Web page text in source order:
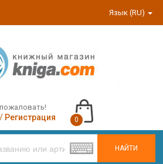
Язык (RU)
НАЙТИ
/ Регистрация 0